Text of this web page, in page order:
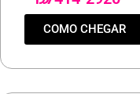
COMO CHEGAR